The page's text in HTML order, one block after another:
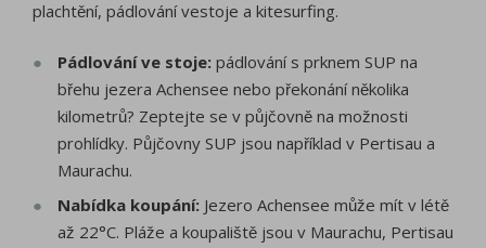
plachtění, pádlování vestoje a kitesurfing.
Pádlování ve stoje: pádlování s prknem SUP na
břehu jezera Achensee nebo překonání několika
kilometrů? Zeptejte se v půjčovně na možnosti
prohlídky. Půjčovny SUP jsou například v Pertisau a
Maurachu.
Nabídka koupání: Jezero Achensee může mít v létě
až 22°C. Pláže a koupaliště jsou v Maurachu, Pertisau